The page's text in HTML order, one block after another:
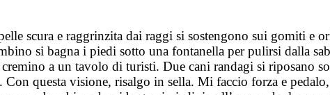
scura e raggrinzita dai raggi si sostengono sui gomiti e
si bagna i piedi sotto una fontanella per pulirsi dalla
a un tavolo di turisti. Due cani randagi si riposano
questa visione, risalgo in sella. Mi faccio forza e